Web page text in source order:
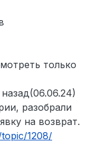
только
разобрали
на возврат.
1208/